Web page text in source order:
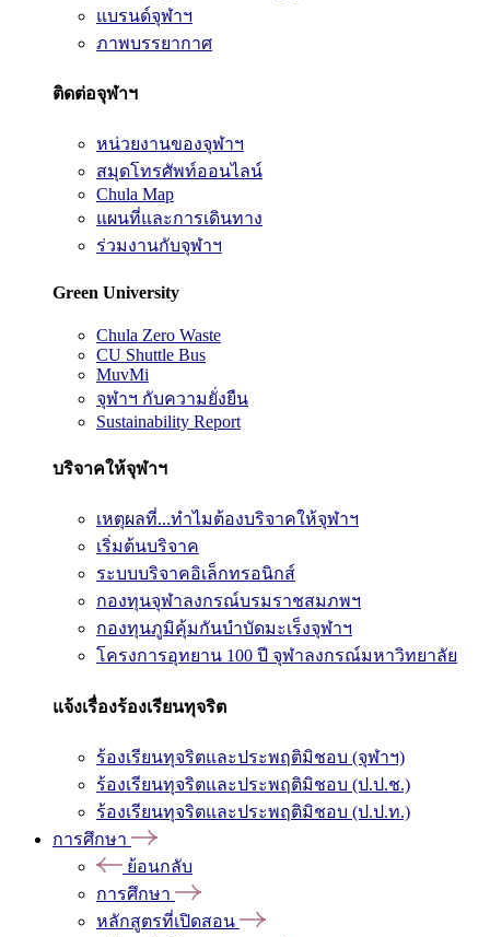
แบรนด์จุฬาฯ
ภาพบรรยากาศ
ติดต่อจุฬาฯ
หน่วยงานของจุฬาฯ
สมุดโทรศัพท์ออนไลน์
Chula Map
แผนที่และการเดินทาง
ร่วมงานกับจุฬาฯ
Green University
Chula Zero Waste
CU Shuttle Bus
MuvMi
จุฬาฯ กับความยั่งยืน
Sustainability Report
บริจาคให้จุฬาฯ
เหตุผลที่...ทำไมต้องบริจาคให้จุฬาฯ
เริ่มต้นบริจาค
ระบบบริจาคอิเล็กทรอนิกส์
กองทุนจุฬาลงกรณ์บรมราชสมภพฯ
กองทุนภูมิคุ้มกันบำบัดมะเร็งจุฬาฯ
โครงการอุทยาน 100 ปี จุฬาลงกรณ์มหาวิทยาลัย
แจ้งเรื่องร้องเรียนทุจริต
ร้องเรียนทุจริตและประพฤติมิชอบ (จุฬาฯ)
ร้องเรียนทุจริตและประพฤติมิชอบ (ป.ป.ช.)
ร้องเรียนทุจริตและประพฤติมิชอบ (ป.ป.ท.)
การศึกษา
ย้อนกลับ
การศึกษา
หลักสูตรที่เปิดสอน